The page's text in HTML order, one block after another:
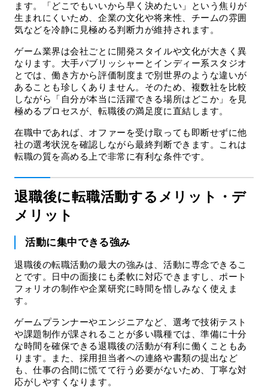
ます。「どこでもいいから早く決めたい」という焦りが
生まれにくいため、企業の文化や将来性、チームの雰囲
気などを冷静に見極める判断力が維持されます。
ゲーム業界は会社ごとに開発スタイルや文化が大きく異
なります。大手パブリッシャーとインディー系スタジオ
とでは、働き方から評価制度まで別世界のような違いが
あることも珍しくありません。そのため、複数社を比較
しながら「自分が本当に活躍できる場所はどこか」を見
極めるプロセスが、転職後の満足度に直結します。
在職中であれば、オファーを受け取っても即断せずに他
社の選考状況を確認しながら最終判断できます。これは
転職の質を高める上で非常に有利な条件です。
退職後に転職活動するメリット・デ
メリット
活動に集中できる強み
退職後の転職活動の最大の強みは、活動に専念できるこ
とです。日中の面接にも柔軟に対応できますし、ポート
フォリオの制作や企業研究に時間を惜しみなく使えま
す。
ゲームプランナーやエンジニアなど、選考で技術テスト
や課題制作が課されることが多い職種では、準備に十分
な時間を確保できる退職後の活動が有利に働くこともあ
ります。また、採用担当者への連絡や書類の提出など
も、仕事の合間に慌てて行う必要がないため、丁寧な対
応がしやすくなります。